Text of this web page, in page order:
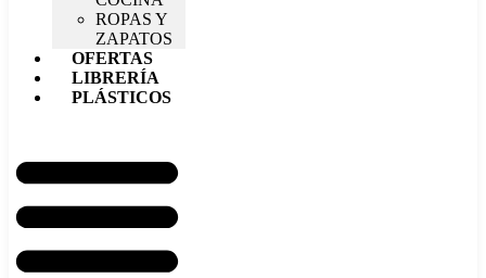
ROPAS Y
ZAPATOS
OFERTAS
LIBRERÍA
PLÁSTICOS